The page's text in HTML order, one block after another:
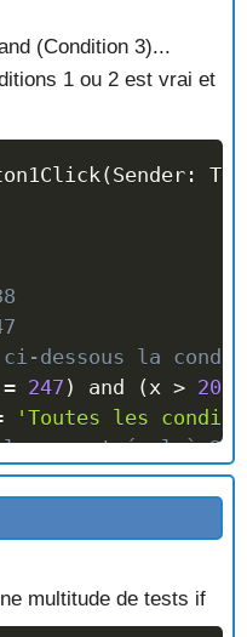
fausse.
(Condition 3)...
1 ou 2 est vrai et
(Sender :
dessous la
= 247 ) and (x > 200
'Toutes les
est égal à
'Une des
fausse.
multitude de tests if